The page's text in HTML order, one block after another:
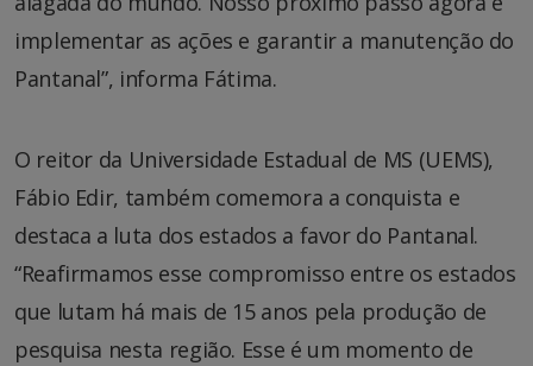
implementar as ações e garantir a manutenção do
Pantanal”, informa Fátima.
O reitor da Universidade Estadual de MS (UEMS),
Fábio Edir, também comemora a conquista e
destaca a luta dos estados a favor do Pantanal.
“Reafirmamos esse compromisso entre os estados
que lutam há mais de 15 anos pela produção de
pesquisa nesta região. Esse é um momento de